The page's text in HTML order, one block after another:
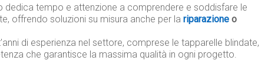
dedica tempo e attenzione a comprendere e soddisfare le
offrendo soluzioni su misura anche per la riparazione o
di esperienza nel settore, comprese le tapparelle blindate,
che garantisce la massima qualità in ogni progetto.